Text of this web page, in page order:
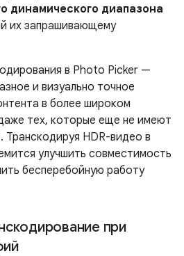
динамического диапазона
их запрашивающему
в Photo Picker —
и визуально точное
в более широком
тех, которые еще не имеют
Транскодируя HDR-видео в
улучшить совместимость
бесперебойную работу
при